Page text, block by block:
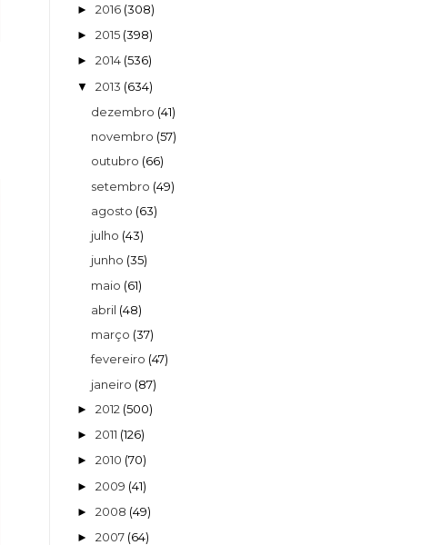
► 2016 (308)
► 2015 (398)
► 2014 (536)
▼ 2013 (634)
dezembro (41)
novembro (57)
outubro (66)
setembro (49)
agosto (63)
julho (43)
junho (35)
maio (61)
abril (48)
março (37)
fevereiro (47)
janeiro (87)
► 2012 (500)
► 2011 (126)
► 2010 (70)
► 2009 (41)
► 2008 (49)
► 2007 (64)